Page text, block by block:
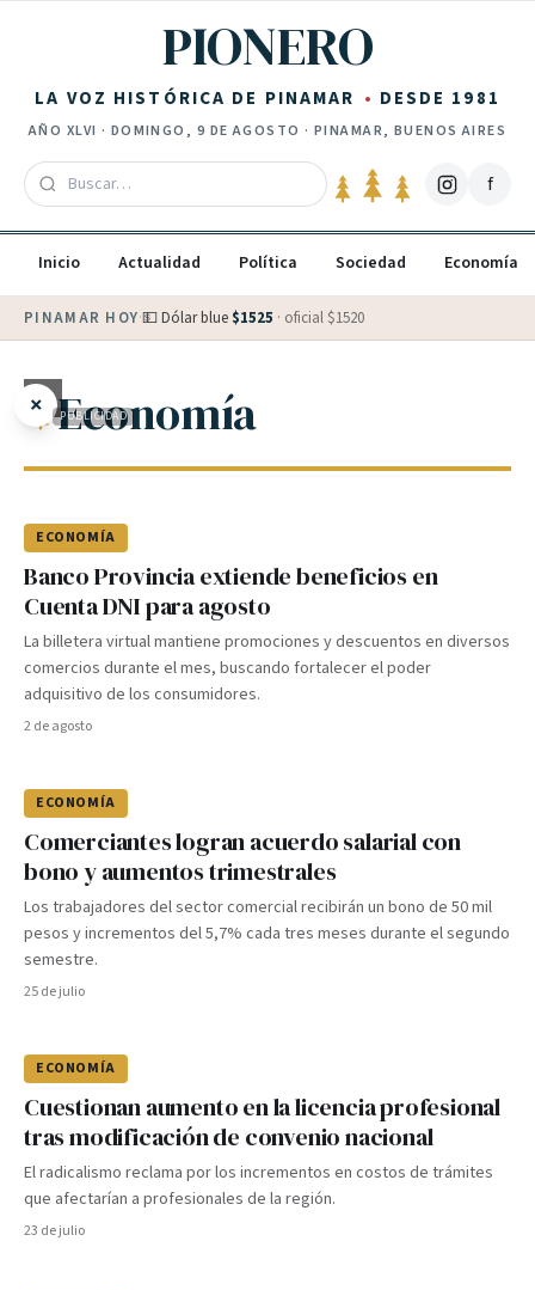
PIONERO
LA VOZ HISTÓRICA DE PINAMAR DESDE 1981
AÑO XLVI · DOMINGO, 9 DE AGOSTO · PINAMAR, BUENOS AIRES
f
Inicio Actualidad Política Sociedad Economía
PINAMAR HOY·💵 Dólar blue $1525 · oficial $1520
× PUBLICIDAD
Economía
ECONOMÍA
Banco Provincia extiende beneficios en
Cuenta DNI para agosto
La billetera virtual mantiene promociones y descuentos en diversos
comercios durante el mes, buscando fortalecer el poder
adquisitivo de los consumidores.
2 de agosto
ECONOMÍA
Comerciantes logran acuerdo salarial con
bono y aumentos trimestrales
Los trabajadores del sector comercial recibirán un bono de 50 mil
pesos y incrementos del 5,7% cada tres meses durante el segundo
semestre.
25 de julio
ECONOMÍA
Cuestionan aumento en la licencia profesional
tras modificación de convenio nacional
El radicalismo reclama por los incrementos en costos de trámites
que afectarían a profesionales de la región.
23 de julio